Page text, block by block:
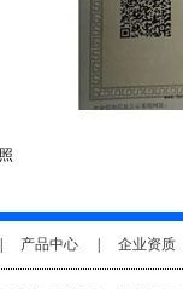
产品中心 企业资质